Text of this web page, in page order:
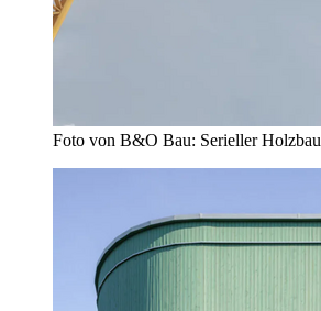
Foto von B&O Bau: Serieller Holzbau